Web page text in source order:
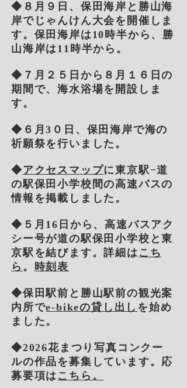
◆８月９日、保田海岸と勝山海
岸でじゃんけん大会を開催しま
す。保田海岸は10時半から、勝
山海岸は11時半から。
◆７月２５日から８月１６日の
期間で、海水浴場を開設しま
す。
◆６月3０日、保田海岸で海の
祈願祭を行いました。
◆アクセスマップに東京駅−道
の駅保田小学校間の高速バスの
情報を掲載しました。
◆５月16日から、高速バスアク
シー号が道の駅保田小学校と東
京駅を結びます。詳細は こち
ら 。 時刻表
◆保田駅前と勝山駅前の観光案
内所でe-bikeの貸し出し を始め
ました。
◆2026花まつり写真コンクー
ルの作品を募集しています。応
募要項は こちら。